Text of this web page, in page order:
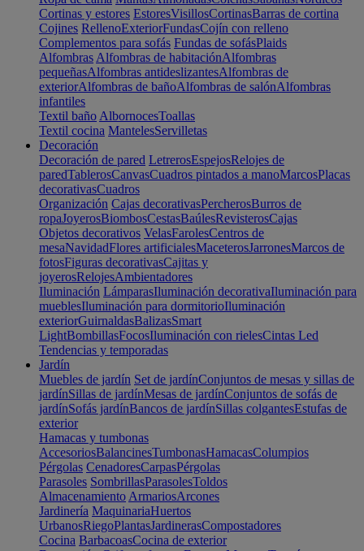
Cortinas y estores EstoresVisillosCortinasBarras de cortina
Cojines RellenoExteriorFundasCojín con relleno
Complementos para sofás Fundas de sofásPlaids
Alfombras Alfombras de habitaciónAlfombras
pequeñasAlfombras antideslizantesAlfombras de
exteriorAlfombras de bañoAlfombras de salónAlfombras
infantiles
Textil baño AlbornocesToallas
Textil cocina MantelesServilletas
Decoración
Decoración de pared LetrerosEspejosRelojes de
paredTablerosCanvasCuadros pintados a manoMarcosPlacas
decorativasCuadros
Organización Cajas decorativasPercherosBurros de
ropaJoyerosBiombosCestasBaúlesRevisterosCajas
Objetos decorativos VelasFarolesCentros de
mesaNavidadFlores artificialesMaceterosJarronesMarcos de
fotosFiguras decorativasCajitas y
joyerosRelojesAmbientadores
Iluminación LámparasIluminación decorativaIluminación para
mueblesIluminación para dormitorioIluminación
exteriorGuirnaldasBalizasSmart
LightBombillasFocosIluminación con rielesCintas Led
Tendencias y temporadas
Jardín
Muebles de jardín Set de jardínConjuntos de mesas y sillas de
jardínSillas de jardínMesas de jardínConjuntos de sofás de
jardínSofás jardínBancos de jardínSillas colgantesEstufas de
exterior
Hamacas y tumbonas
AccesoriosBalancinesTumbonasHamacasColumpios
Pérgolas CenadoresCarpasPérgolas
Parasoles SombrillasParasolesToldos
Almacenamiento ArmariosArcones
Jardinería MaquinariaHuertos
UrbanosRiegoPlantasJardinerasCompostadores
Cocina BarbacoasCocina de exterior